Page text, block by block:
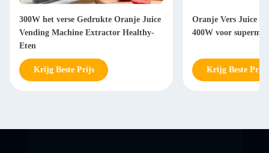
300W het verse Gedrukte Oranje Juice
Vending Machine Extractor Healthy-
Eten
Krijg Beste Prijs
Oranje Vers Juice
400W voor
Krijg Beste Prijs